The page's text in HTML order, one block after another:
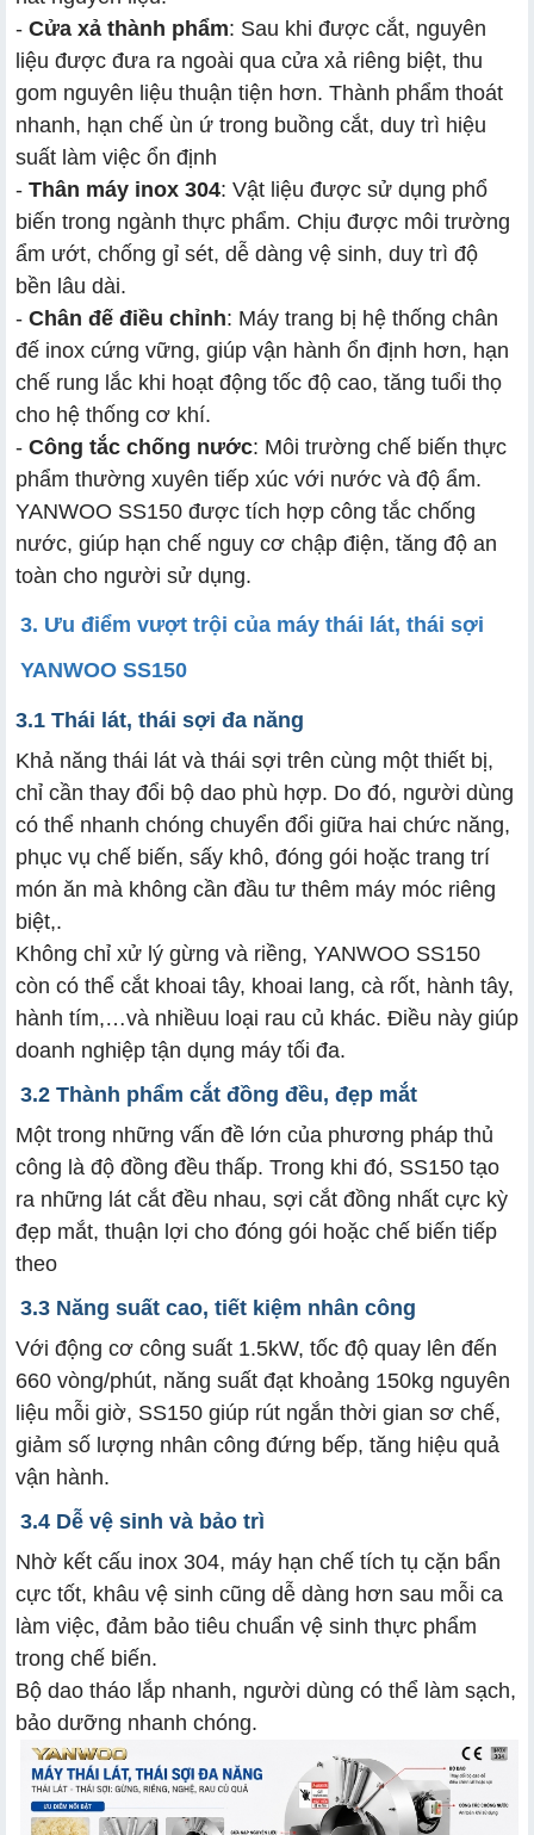
- Cửa xả thành phẩm: Sau khi được cắt, nguyên
liệu được đưa ra ngoài qua cửa xả riêng biệt, thu
gom nguyên liệu thuận tiện hơn. Thành phẩm thoát
nhanh, hạn chế ùn ứ trong buồng cắt, duy trì hiệu
suất làm việc ổn định
- Thân máy inox 304: Vật liệu được sử dụng phổ
biến trong ngành thực phẩm. Chịu được môi trường
ẩm ướt, chống gỉ sét, dễ dàng vệ sinh, duy trì độ
bền lâu dài.
- Chân đế điều chỉnh: Máy trang bị hệ thống chân
đế inox cứng vững, giúp vận hành ổn định hơn, hạn
chế rung lắc khi hoạt động tốc độ cao, tăng tuổi thọ
cho hệ thống cơ khí.
- Công tắc chống nước: Môi trường chế biến thực
phẩm thường xuyên tiếp xúc với nước và độ ẩm.
YANWOO SS150 được tích hợp công tắc chống
nước, giúp hạn chế nguy cơ chập điện, tăng độ an
toàn cho người sử dụng.
3. Ưu điểm vượt trội của máy thái lát, thái sợi
YANWOO SS150
3.1 Thái lát, thái sợi đa năng
Khả năng thái lát và thái sợi trên cùng một thiết bị,
chỉ cần thay đổi bộ dao phù hợp. Do đó, người dùng
có thể nhanh chóng chuyển đổi giữa hai chức năng,
phục vụ chế biến, sấy khô, đóng gói hoặc trang trí
món ăn mà không cần đầu tư thêm máy móc riêng
biệt,.
Không chỉ xử lý gừng và riềng, YANWOO SS150
còn có thể cắt khoai tây, khoai lang, cà rốt, hành tây,
hành tím,…và nhiềuu loại rau củ khác. Điều này giúp
doanh nghiệp tận dụng máy tối đa.
3.2 Thành phẩm cắt đồng đều, đẹp mắt
Một trong những vấn đề lớn của phương pháp thủ
công là độ đồng đều thấp. Trong khi đó, SS150 tạo
ra những lát cắt đều nhau, sợi cắt đồng nhất cực kỳ
đẹp mắt, thuận lợi cho đóng gói hoặc chế biến tiếp
theo
3.3 Năng suất cao, tiết kiệm nhân công
Với động cơ công suất 1.5kW, tốc độ quay lên đến
660 vòng/phút, năng suất đạt khoảng 150kg nguyên
liệu mỗi giờ, SS150 giúp rút ngắn thời gian sơ chế,
giảm số lượng nhân công đứng bếp, tăng hiệu quả
vận hành.
3.4 Dễ vệ sinh và bảo trì
Nhờ kết cấu inox 304, máy hạn chế tích tụ cặn bẩn
cực tốt, khâu vệ sinh cũng dễ dàng hơn sau mỗi ca
làm việc, đảm bảo tiêu chuẩn vệ sinh thực phẩm
trong chế biến.
Bộ dao tháo lắp nhanh, người dùng có thể làm sạch,
bảo dưỡng nhanh chóng.